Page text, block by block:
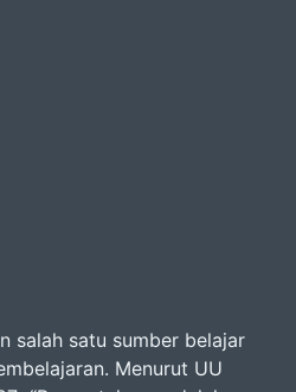
salah satu sumber belajar
Menurut UU